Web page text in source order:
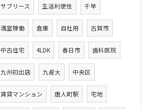
サブリース 生活利便性 千早
満室稼働 倉庫 自社用 古賀市
中古住宅 4LDK 春日市 歯科医院
九州初出店 九産大 中央区
賃貸マンション 唐人町駅 宅地